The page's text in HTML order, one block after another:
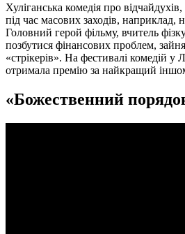
Хуліганська комедія про
під час масових заходів, наприклад,
Головний герой фільму, вчитель
позбутися фінансових проблем,
«стрікерів». На фестивалі комедій у
отримала премію за найкращий
«Божественний